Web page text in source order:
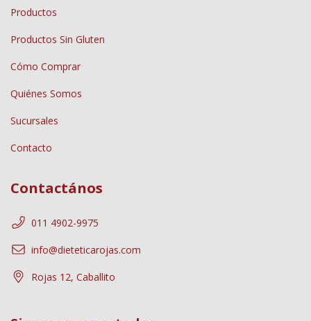
Productos
Productos Sin Gluten
Cómo Comprar
Quiénes Somos
Sucursales
Contacto
Contactános
011 4902-9975
info@dieteticarojas.com
Rojas 12, Caballito